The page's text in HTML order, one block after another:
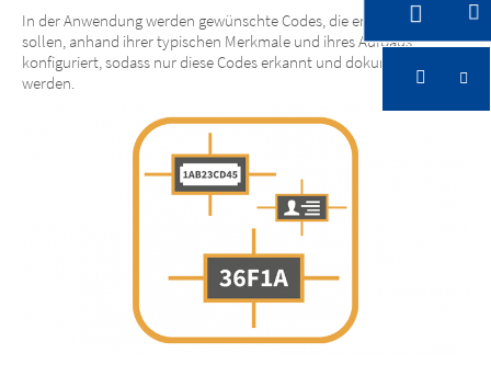
In der Anwendung werden gewünschte Codes, die erkannt werden
sollen, anhand ihrer typischen Merkmale und ihres Aufbaus
konfiguriert, sodass nur diese Codes erkannt und dokumentiert
werden.